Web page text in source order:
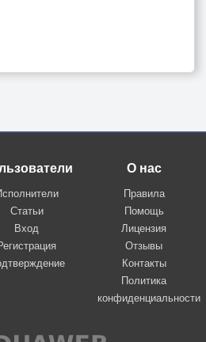
Статьи
Вход
О нас
Правила
Помощь
Лицензия
Отзывы
Контакты
Политика
конфиденциальности